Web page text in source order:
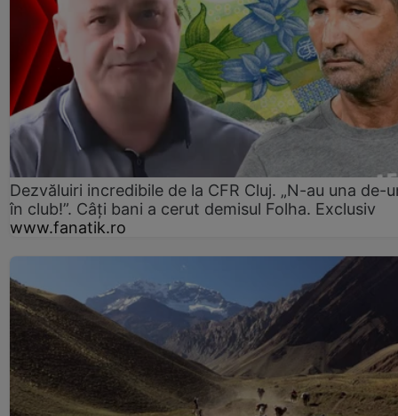
Dezvăluiri incredibile de la CFR Cluj. „N-au una de-
în club!”. Câți bani a cerut demisul Folha. Exclusiv
www.fanatik.ro